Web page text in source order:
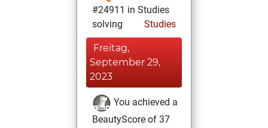
#24911 in Studies
solving
Studies
Freitag,
September 29,
2023
You achieved a
BeautyScore of 37